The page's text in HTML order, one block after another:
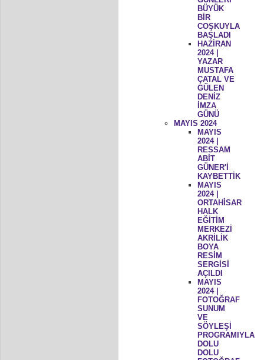
BÜYÜK
BİR
COŞKUYLA
BAŞLADI
HAZİRAN
2024 |
YAZAR
MUSTAFA
ÇATAL VE
GÜLEN
DENİZ
İMZA
GÜNÜ
MAYIS 2024
MAYIS
2024 |
RESSAM
ABİT
GÜNER'İ
KAYBETTİK
MAYIS
2024 |
ORTAHİSAR
HALK
EĞİTİM
MERKEZİ
AKRİLİK
BOYA
RESİM
SERGİSİ
AÇILDI
MAYIS
2024 |
FOTOĞRAF
SUNUM
VE
SÖYLEŞİ
PROGRAMIYLA
DOLU
DOLU